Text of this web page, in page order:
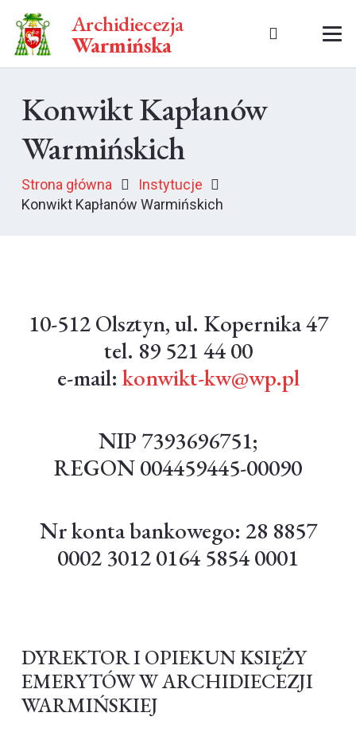
Archidiecezja
Warmińska
Konwikt Kapłanów
Warmińskich
Strona główna
Instytucje
Konwikt Kapłanów Warmińskich
10-512 Olsztyn, ul. Kopernika 47
tel. 89 521 44 00
e-mail: konwikt-kw@wp.pl
NIP 7393696751;
REGON 004459445-00090
Nr konta bankowego: 28 8857
0002 3012 0164 5854 0001
DYREKTOR I OPIEKUN KSIĘŻY
EMERYTÓW W ARCHIDIECEZJI
WARMIŃSKIEJ